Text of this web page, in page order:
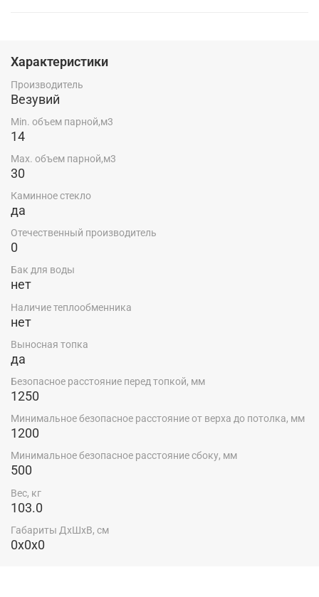
Характеристики
Производитель
Везувий
Min. объем парной,м3
14
Max. объем парной,м3
30
Каминное стекло
да
Отечественный производитель
0
Бак для воды
нет
Наличие теплообменника
нет
Выносная топка
да
Безопасное расстояние перед топкой, мм
1250
Минимальное безопасное расстояние от верха до потолка, мм
1200
Минимальное безопасное расстояние сбоку, мм
500
Вес, кг
103.0
Габариты ДхШхВ, см
0x0x0